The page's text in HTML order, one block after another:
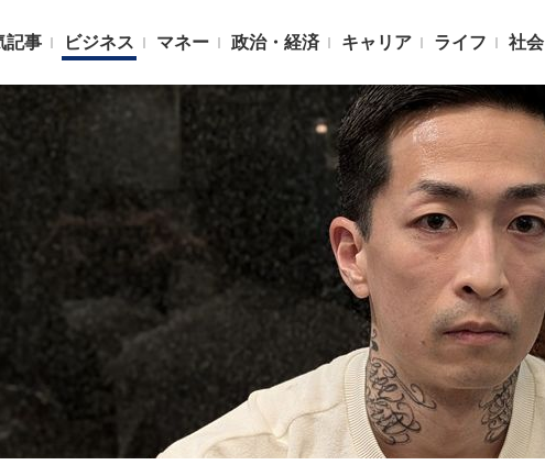
記事 ビジネス マネー 政治・経済 キャリア ライフ 社会